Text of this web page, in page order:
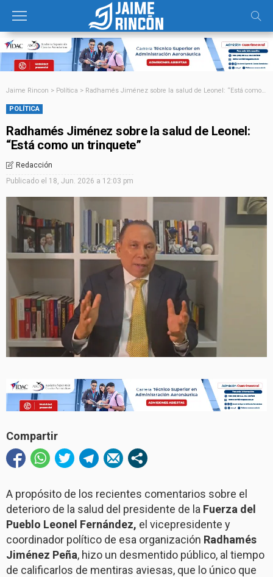
Jaime Rincon > Política > Radhamés Jiménez sobre la salud de Leonel: “Está como un trinquete”
POLÍTICA
Radhamés Jiménez sobre la salud de Leonel:
“Está como un trinquete”
Redacción
Publicado el 18, Jun. 2026 a 12:03 pm
Compartir
A propósito de los recientes comentarios sobre el
deterioro de la salud del presidente de la Fuerza del
Pueblo Leonel Fernández, el vicepresidente y
coordinador político de esa organización Radhamés
Jiménez Peña, hizo un desmentido público, al tiempo
de calificarlos de mentiras aviesas, que lo único que